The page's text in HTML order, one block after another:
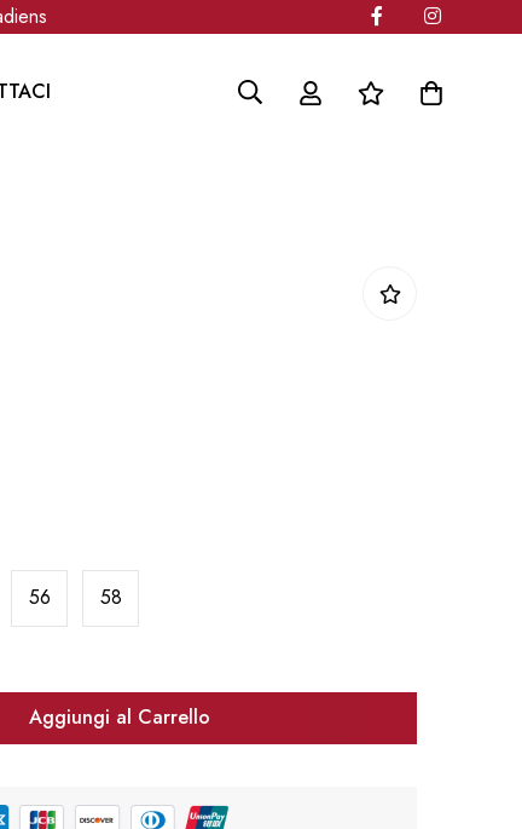
56 58
Aggiungi al Carrello